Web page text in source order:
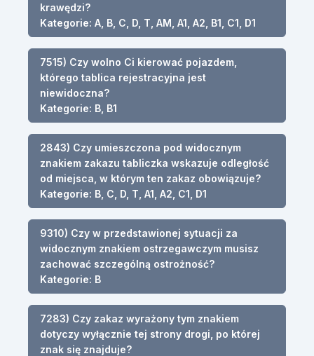
krawędzi?
Kategorie: A, B, C, D, T, AM, A1, A2, B1, C1, D1
7515) Czy wolno Ci kierować pojazdem,
którego tablica rejestracyjna jest
niewidoczna?
Kategorie: B, B1
2843) Czy umieszczona pod widocznym
znakiem zakazu tabliczka wskazuje odległość
od miejsca, w którym ten zakaz obowiązuje?
Kategorie: B, C, D, T, A1, A2, C1, D1
9310) Czy w przedstawionej sytuacji za
widocznym znakiem ostrzegawczym musisz
zachować szczególną ostrożność?
Kategorie: B
7283) Czy zakaz wyrażony tym znakiem
dotyczy wyłącznie tej strony drogi, po której
znak się znajduje?